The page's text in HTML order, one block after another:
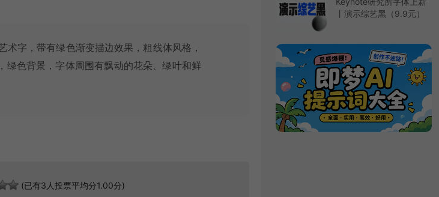
术字，带有绿色渐变描边效果，粗线体风格，
绿色背景，字体周围有飘动的花朵、绿叶和鲜
(已有3人投票平均分1.00分)
丨演示综艺黑（9.9元）